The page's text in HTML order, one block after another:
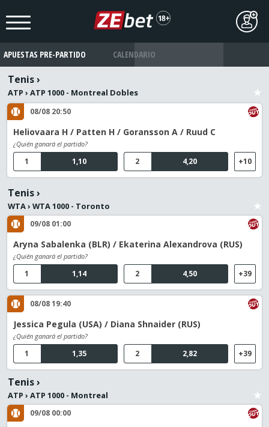
APUESTAS PRE-PARTIDO CALENDARIO
Tenis›
ATP › ATP 1000 - Montreal Dobles
08/08 20:50
Heliovaara H / Patten H / Goransson A / Ruud C
¿Quién ganará el partido?
1,10
1 4,20
2 +10
Tenis›
WTA› WTA 1000 - Toronto
09/08 01:00
Aryna Sabalenka (BLR) / Ekaterina Alexandrova (RUS)
¿Quién ganará el partido?
1,14
1 4,50
2 +39
08/08 19:40
Jessica Pegula (USA) / Diana Shnaider (RUS)
¿Quién ganará el partido?
1,35
1 2,82
2 +39
Tenis›
ATP › ATP 1000 - Montreal
09/08 00:00